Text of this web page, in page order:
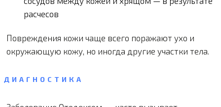
расчесов
Повреждения кожи чаще всего поражают ухо и
окружающую кожу, но иногда другие участки тела.
ДИАГНОСТИКА